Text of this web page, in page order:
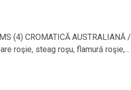
(4) CROMATICĂ AUSTRALIANĂ /
roşie, steag roşu, flamură roşie,...